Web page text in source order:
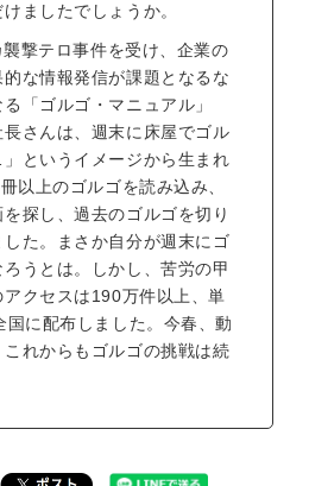
ましたでしょうか。
撃テロ事件を受け、企業の
な情報発信が課題となるな
「ゴルゴ・マニュアル」
さんは、週末に床屋でゴル
というイメージから生まれ
以上のゴルゴを読み込み、
探し、過去のゴルゴを切り
た。まさか自分が週末にゴ
うとは。しかし、苦労の甲
クセスは190万件以上、単
に配布しました。今春、動
れからもゴルゴの挑戦は続